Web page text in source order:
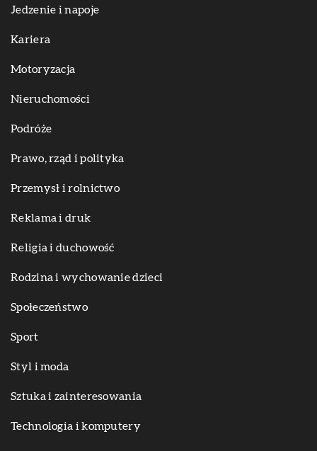
Jedzenie i napoje
Kariera
Motoryzacja
Nieruchomości
Podróże
Prawo, rząd i polityka
Przemysł i rolnictwo
Reklama i druk
Religia i duchowość
Rodzina i wychowanie dzieci
Społeczeństwo
Sport
Styl i moda
Sztuka i zainteresowania
Technologia i komputery